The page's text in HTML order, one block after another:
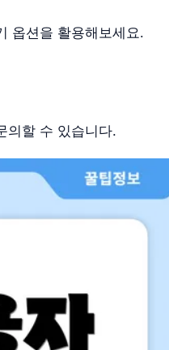
옵션을 활용해보세요.
의할 수 있습니다.